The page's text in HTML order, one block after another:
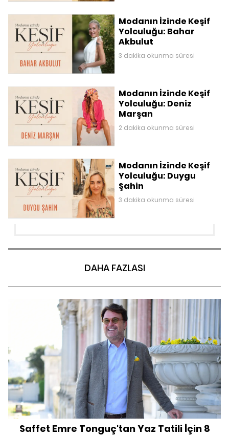
Modanın İzinde Keşif
Yolculuğu: Bahar
Akbulut
3 dakika okunma süresi
Modanın İzinde Keşif
Yolculuğu: Deniz
Marşan
2 dakika okunma süresi
Modanın İzinde Keşif
Yolculuğu: Duygu
Şahin
3 dakika okunma süresi
DAHA FAZLASI
Saffet Emre Tonguç'tan Yaz Tatili İçin 8